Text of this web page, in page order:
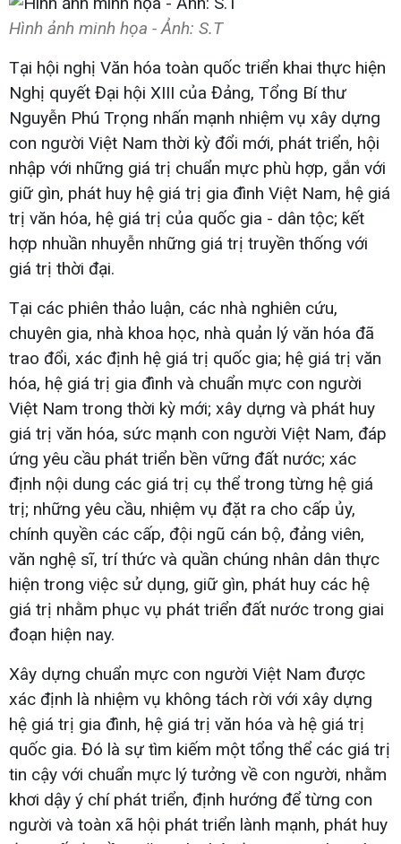
Hình ảnh minh họa - Ảnh: S.T
Tại hội nghị Văn hóa toàn quốc triển khai thực hiện
Nghị quyết Đại hội XIII của Đảng, Tổng Bí thư
Nguyễn Phú Trọng nhấn mạnh nhiệm vụ xây dựng
con người Việt Nam thời kỳ đổi mới, phát triển, hội
nhập với những giá trị chuẩn mực phù hợp, gắn với
giữ gìn, phát huy hệ giá trị gia đình Việt Nam, hệ giá
trị văn hóa, hệ giá trị của quốc gia - dân tộc; kết
hợp nhuần nhuyễn những giá trị truyền thống với
giá trị thời đại.
Tại các phiên thảo luận, các nhà nghiên cứu,
chuyên gia, nhà khoa học, nhà quản lý văn hóa đã
trao đổi, xác định hệ giá trị quốc gia; hệ giá trị văn
hóa, hệ giá trị gia đình và chuẩn mực con người
Việt Nam trong thời kỳ mới; xây dựng và phát huy
giá trị văn hóa, sức mạnh con người Việt Nam, đáp
ứng yêu cầu phát triển bền vững đất nước; xác
định nội dung các giá trị cụ thể trong từng hệ giá
trị; những yêu cầu, nhiệm vụ đặt ra cho cấp ủy,
chính quyền các cấp, đội ngũ cán bộ, đảng viên,
văn nghệ sĩ, trí thức và quần chúng nhân dân thực
hiện trong việc sử dụng, giữ gìn, phát huy các hệ
giá trị nhằm phục vụ phát triển đất nước trong giai
đoạn hiện nay.
Xây dựng chuẩn mực con người Việt Nam được
xác định là nhiệm vụ không tách rời với xây dựng
hệ giá trị gia đình, hệ giá trị văn hóa và hệ giá trị
quốc gia. Đó là sự tìm kiếm một tổng thể các giá trị
tin cậy với chuẩn mực lý tưởng về con người, nhằm
khơi dậy ý chí phát triển, định hướng để từng con
người và toàn xã hội phát triển lành mạnh, phát huy